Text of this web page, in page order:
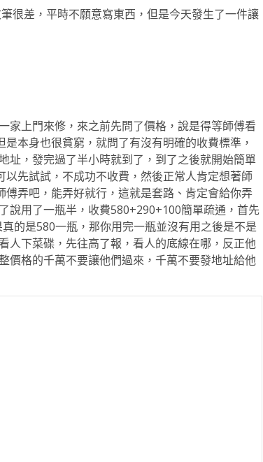
很差，平時不願意寫東西，但是今天發生了一件讓
家上門來修，來之前先問了價格，說是得等師傅看
本身也很貧窮，就問了有沒有明確的收費標準，
址，發完過了半小時就到了，到了之後就開始簡單
先試試，不成功不收費，然後正常人肯定想著師
弄吧，能弄好就行，這就是套路、肯定會給你弄
說用了一瓶半，收費580+290+100簡單疏通，首先
的是580一瓶，那你用完一瓶並沒有用之後是不是
人下菜碟，先往高了報，看人的底線在哪，反正他
價格的千萬不要讓他們過來，千萬不要發地址給他